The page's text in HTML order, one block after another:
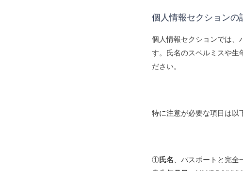
個人情報セクションの
個人情報セクションでは、
す。氏名のスペルミスや生
ださい。
特に注意が必要な項目は以
①氏名 、パスポートと完